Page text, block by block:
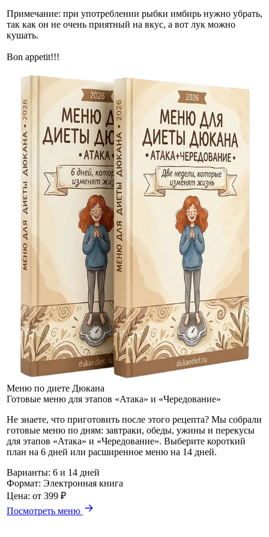
Примечание: при употреблении рыбки имбирь нужно убрать,
так как он не очень приятный на вкус, а вот лук можно
кушать.
Bon appetit!!!
Меню по диете Дюкана
Готовые меню для этапов «Атака» и «Чередование»
Не знаете, что приготовить после этого рецепта? Мы собрали
готовые меню по дням: завтраки, обеды, ужины и перекусы
для этапов «Атака» и «Чередование». Выберите короткий
план на 6 дней или расширенное меню на 14 дней.
Варианты: 6 и 14 дней
Формат: Электронная книга
Цена: от 399 ₽
Посмотреть меню